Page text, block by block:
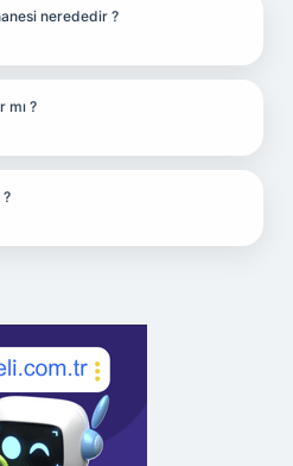
nerededir ?
mı ?